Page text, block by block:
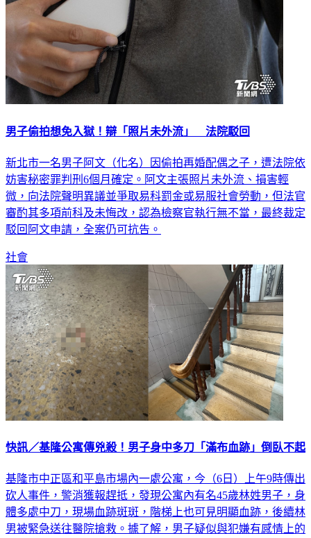
男子偷拍想免入獄！辯「照片未外流」 法院駁回
新北市一名男子阿文（化名）因偷拍再婚配偶之子，遭法院依
妨害秘密罪判刑6個月確定。阿文主張照片未外流、損害輕
微，向法院聲明異議並爭取易科罰金或易服社會勞動，但法官
審酌其多項前科及未悔改，認為檢察官執行無不當，最終裁定
駁回阿文申請，全案仍可抗告。
社會
快訊／基隆公寓傳兇殺！男子身中多刀「滿布血跡」倒臥不起
基隆市中正區和平島市場內一處公寓，今（6日）上午9時傳出
砍人事件，警消獲報趕抵，發現公寓內有名45歲林姓男子，身
體多處中刀，現場血跡斑斑，階梯上也可見明顯血跡，後續林
男被緊急送往醫院搶救。據了解，男子疑似與犯嫌有感情上的